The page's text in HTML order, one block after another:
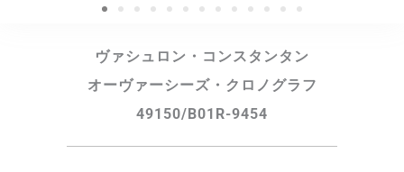
ヴァシュロン・コンスタンタン
オーヴァーシーズ・クロノグラフ
49150/B01R-9454